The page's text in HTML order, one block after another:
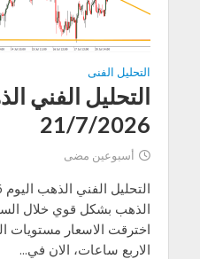
التحليل الفنى
التحليل الفني
21/7/2026
أسبوعين مضى
الذهب بشكل قوي خلال
اخترقت الاسعار مستويات
الاربع ساعات، الان في...